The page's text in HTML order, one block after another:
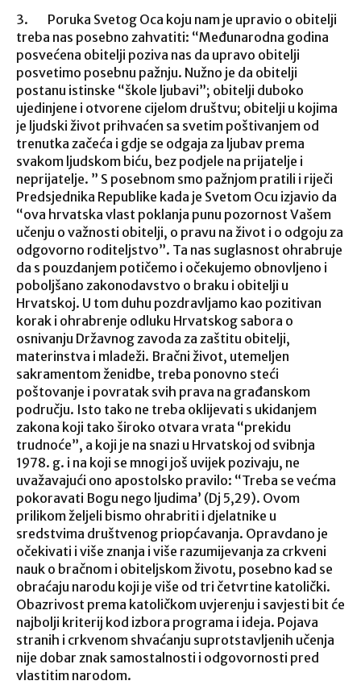
3. Poruka Svetog Oca koju nam je upravio o obitelji
treba nas posebno zahvatiti: “Međunarodna godina
posvećena obitelji poziva nas da upravo obitelji
posvetimo posebnu pažnju. Nužno je da obitelji
postanu istinske “škole ljubavi”; obitelji duboko
ujedinjene i otvorene cijelom društvu; obitelji u kojima
je ljudski život prihvaćen sa svetim poštivanjem od
trenutka začeća i gdje se odgaja za ljubav prema
svakom ljudskom biću, bez podjele na prijatelje i
neprijatelje. ” S posebnom smo pažnjom pratili i riječi
Predsjednika Republike kada je Svetom Ocu izjavio da
“ova hrvatska vlast poklanja punu pozornost Vašem
učenju o važnosti obitelji, o pravu na život i o odgoju za
odgovorno roditeljstvo”. Ta nas suglasnost ohrabruje
da s pouzdanjem potičemo i očekujemo obnovljeno i
poboljšano zakonodavstvo o braku i obitelji u
Hrvatskoj. U tom duhu pozdravljamo kao pozitivan
korak i ohrabrenje odluku Hrvatskog sabora o
osnivanju Državnog zavoda za zaštitu obitelji,
materinstva i mladeži. Bračni život, utemeljen
sakramentom ženidbe, treba ponovno steći
poštovanje i povratak svih prava na građanskom
području. Isto tako ne treba oklijevati s ukidanjem
zakona koji tako široko otvara vrata “prekidu
trudnoće”, a koji je na snazi u Hrvatskoj od svibnja
1978. g. i na koji se mnogi još uvijek pozivaju, ne
uvažavajući ono apostolsko pravilo: “Treba se većma
pokoravati Bogu nego ljudima’ (Dj 5,29). Ovom
prilikom željeli bismo ohrabriti i djelatnike u
sredstvima društvenog priopćavanja. Opravdano je
očekivati i više znanja i više razumijevanja za crkveni
nauk o bračnom i obiteljskom životu, posebno kad se
obraćaju narodu koji je više od tri četvrtine katolički.
Obazrivost prema katoličkom uvjerenju i savjesti bit će
najbolji kriterij kod izbora programa i ideja. Pojava
stranih i crkvenom shvaćanju suprotstavljenih učenja
nije dobar znak samostalnosti i odgovornosti pred
vlastitim narodom.